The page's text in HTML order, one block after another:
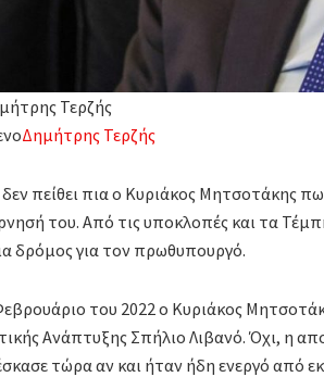
Δημήτρης Τερζής
δεν πείθει πια ο Κυριάκος Μητσοτάκης
του. Από τις υποκλοπές και τα
δρόμος για τον πρωθυπουργό.
του 2022 ο Κυριάκος
Ανάπτυξης Σπήλιο Λιβανό. Όχι, η
τώρα αν και ήταν ήδη ενεργό από